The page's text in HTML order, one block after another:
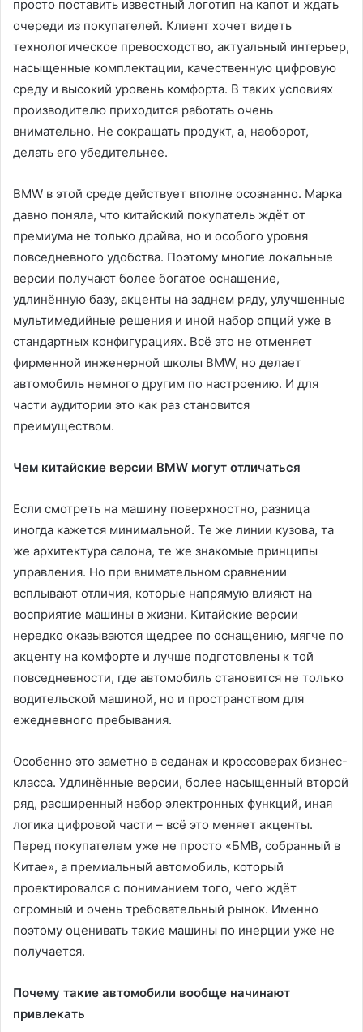
просто поставить известный логотип на капот и ждать
очереди из покупателей. Клиент хочет видеть
технологическое превосходство, актуальный интерьер,
насыщенные комплектации, качественную цифровую
среду и высокий уровень комфорта. В таких условиях
производителю приходится работать очень
внимательно. Не сокращать продукт, а, наоборот,
делать его убедительнее.
BMW в этой среде действует вполне осознанно. Марка
давно поняла, что китайский покупатель ждёт от
премиума не только драйва, но и особого уровня
повседневного удобства. Поэтому многие локальные
версии получают более богатое оснащение,
удлинённую базу, акценты на заднем ряду, улучшенные
мультимедийные решения и иной набор опций уже в
стандартных конфигурациях. Всё это не отменяет
фирменной инженерной школы BMW, но делает
автомобиль немного другим по настроению. И для
части аудитории это как раз становится
преимуществом.
Чем китайские версии BMW могут отличаться
Если смотреть на машину поверхностно, разница
иногда кажется минимальной. Те же линии кузова, та
же архитектура салона, те же знакомые принципы
управления. Но при внимательном сравнении
всплывают отличия, которые напрямую влияют на
восприятие машины в жизни. Китайские версии
нередко оказываются щедрее по оснащению, мягче по
акценту на комфорте и лучше подготовлены к той
повседневности, где автомобиль становится не только
водительской машиной, но и пространством для
ежедневного пребывания.
Особенно это заметно в седанах и кроссоверах бизнес-
класса. Удлинённые версии, более насыщенный второй
ряд, расширенный набор электронных функций, иная
логика цифровой части – всё это меняет акценты.
Перед покупателем уже не просто «БМВ, собранный в
Китае», а премиальный автомобиль, который
проектировался с пониманием того, чего ждёт
огромный и очень требовательный рынок. Именно
поэтому оценивать такие машины по инерции уже не
получается.
Почему такие автомобили вообще начинают
привлекать